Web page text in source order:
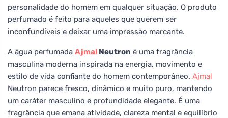
personalidade do homem em qualquer situação. O produto
perfumado é feito para aqueles que querem ser
inconfundíveis e deixar uma impressão marcante.
A água perfumada Ajmal Neutron é uma fragrância
masculina moderna inspirada na energia, movimento e
estilo de vida confiante do homem contemporâneo. Ajmal
Neutron parece fresco, dinâmico e muito puro, mantendo
um caráter masculino e profundidade elegante. É uma
fragrância que emana atividade, clareza mental e equilíbrio